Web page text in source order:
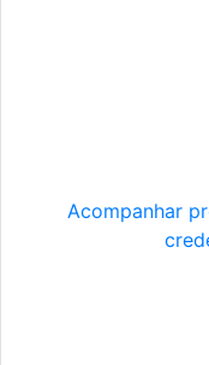
Acompanhar